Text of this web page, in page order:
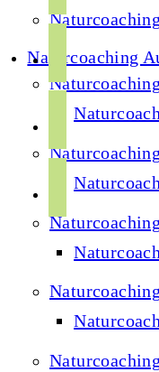
Naturcoaching
c
b
o
k
n
s
g
a
u
b
o
f